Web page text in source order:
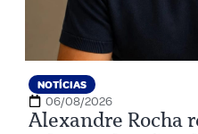
NOTÍCIAS
06/08/2026
Alexandre Rocha